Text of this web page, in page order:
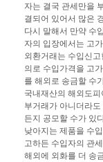
자는 결국 관세만을
결되어 있어서 많은
다시 말해서 만약 수
자의 입장에서는 고
외환거래는 수입신
의로 수입가격을 고
를 해외로 송금할 수
국내재산의 해외도
부거래가 아니더라
든지 공모할 수가 있
낮아지는 제품을 수
고하든 수입자의 관
해외에 외화를 더 송